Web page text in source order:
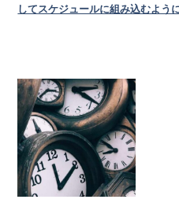
してスケジュールに組み込むよう